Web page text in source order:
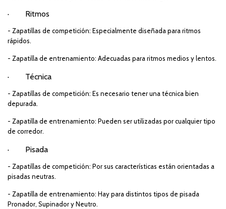
· Ritmos
- Zapatillas de competición: Especialmente diseñada para ritmos
rápidos.
- Zapatilla de entrenamiento: Adecuadas para ritmos medios y lentos.
· Técnica
- Zapatillas de competición: Es necesario tener una técnica bien
depurada.
- Zapatilla de entrenamiento: Pueden ser utilizadas por cualquier tipo
de corredor.
· Pisada
- Zapatillas de competición: Por sus características están orientadas a
pisadas neutras.
- Zapatilla de entrenamiento: Hay para distintos tipos de pisada
Pronador, Supinador y Neutro.